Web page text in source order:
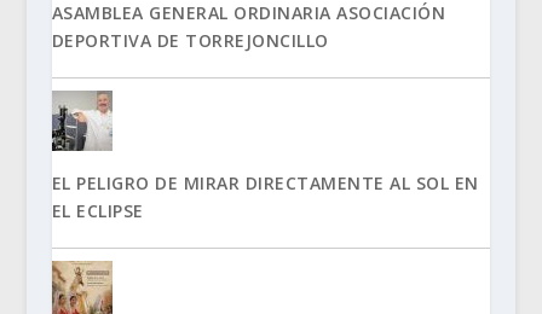
ASAMBLEA GENERAL ORDINARIA ASOCIACIÓN
DEPORTIVA DE TORREJONCILLO
EL PELIGRO DE MIRAR DIRECTAMENTE AL SOL EN
EL ECLIPSE